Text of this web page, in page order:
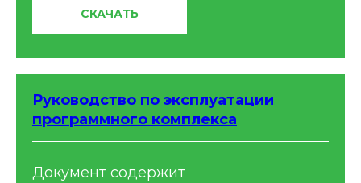
СКАЧАТЬ
Руководство по эксплуатации
программного комплекса
Документ содержит